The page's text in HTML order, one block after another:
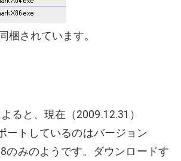
梱されています。
ると、現在（2009.12.31）
ートしているのはバージョン
のみのようです。ダウンロードす